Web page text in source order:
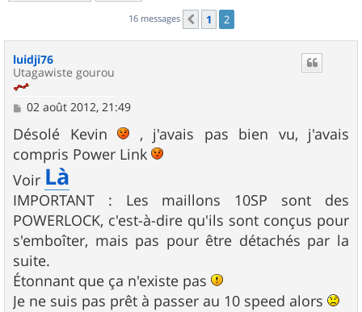
16 messages Précédent
1 2
luidji76
Utagawiste gourou
M
s
s
a
e
02 août 2012, 21:49
Désolé Kevin
, j'avais pas bien vu, j'avais
compris Power Link
Voir Là
IMPORTANT : Les maillons 10SP sont des
POWERLOCK, c'est-à-dire qu'ils sont conçus pour
s'emboîter, mais pas pour être détachés par la
suite.
Étonnant que ça n'existe pas
Je ne suis pas prêt à passer au 10 speed alors